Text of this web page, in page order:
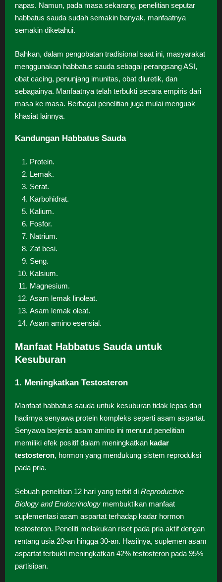
napas. Namun, pada masa sekarang, penelitian seputar
habbatus sauda sudah semakin banyak, manfaatnya
semakin diketahui.
Bahkan, dalam pengobatan tradisional saat ini, masyarakat
menggunakan habbatus sauda sebagai perangsang ASI,
obat cacing, penunjang imunitas, obat diuretik, dan
sebagainya. Manfaatnya telah terbukti secara empiris dari
masa ke masa. Berbagai penelitian juga mulai menguak
khasiat lainnya.
Kandungan Habbatus Sauda
Protein.
Lemak.
Serat.
Karbohidrat.
Kalium.
Fosfor.
Natrium.
Zat besi.
Seng.
Kalsium.
Magnesium.
Asam lemak linoleat.
Asam lemak oleat.
Asam amino esensial.
Manfaat Habbatus Sauda untuk
Kesuburan
1. Meningkatkan Testosteron
Manfaat habbatus sauda untuk kesuburan tidak lepas dari
hadirnya senyawa protein kompleks seperti asam aspartat.
Senyawa berjenis asam amino ini menurut penelitian
memiliki efek positif dalam meningkatkan kadar
testosteron, hormon yang mendukung sistem reproduksi
pada pria.
Sebuah penelitian 12 hari yang terbit di Reproductive
Biology and Endocrinology membuktikan manfaat
suplementasi asam aspartat terhadap kadar hormon
testosteron. Peneliti melakukan riset pada pria aktif dengan
rentang usia 20-an hingga 30-an. Hasilnya, suplemen asam
aspartat terbukti meningkatkan 42% testosteron pada 95%
partisipan.